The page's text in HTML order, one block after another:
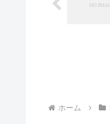
ホーム